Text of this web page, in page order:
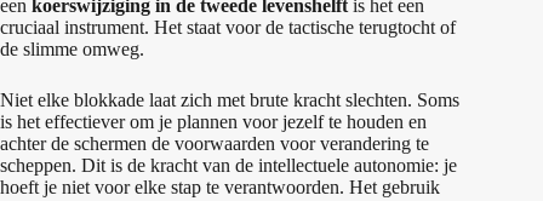
een koerswijziging in de tweede levenshelft is het een
cruciaal instrument. Het staat voor de tactische terugtocht of
de slimme omweg.
Niet elke blokkade laat zich met brute kracht slechten. Soms
is het effectiever om je plannen voor jezelf te houden en
achter de schermen de voorwaarden voor verandering te
scheppen. Dit is de kracht van de intellectuele autonomie: je
hoeft je niet voor elke stap te verantwoorden. Het gebruik